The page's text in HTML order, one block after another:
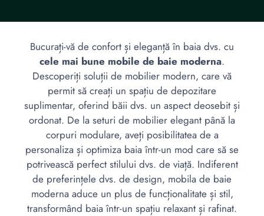
Bucurați-vă de confort și eleganță în baia dvs. cu
cele mai bune mobile de baie moderna.
Descoperiți soluții de mobilier modern, care vă
permit să creați un spațiu de depozitare
suplimentar, oferind băii dvs. un aspect deosebit și
ordonat. De la seturi de mobilier elegant până la
corpuri modulare, aveți posibilitatea de a
personaliza și optimiza baia într-un mod care să se
potrivească perfect stilului dvs. de viață. Indiferent
de preferințele dvs. de design, mobila de baie
moderna aduce un plus de funcționalitate și stil,
transformând baia într-un spațiu relaxant și rafinat.